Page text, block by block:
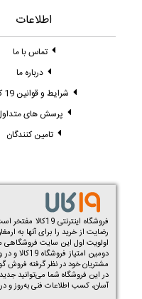
اطلاعات
تماس با ما
درباره ما
شرایط و قوانین 19 کالا
پرسش های
تامین کنندگان
فروشگاه اینترنتی 19کالا مفتخر است که به عنوان یک فروشگاه اینترنتی بزرگ و گسترده در سطح کشور توانسته به صورت تخصصی در زمینه فروش و
رضایت از خرید را برای آنها به
اولویت اول این سایت فروشگاهی
دومین
مشتریان خود در نظر گرفته فروش گوشی موبایل با گارانتی 18 ماهه است که می‌توانید به عنوان یک امتیاز مهم در زمان خرید
در این فروشگاه شما می‌توانید
آسان، کسب اطلاعات فنی به‌روز و